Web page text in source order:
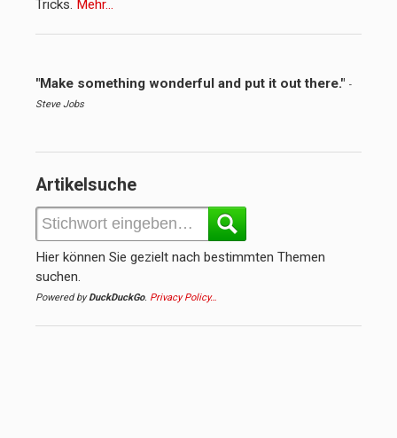
Tricks. Mehr…
"Make something wonderful and put it out there." -
Steve Jobs
Artikelsuche
Hier können Sie gezielt nach bestimmten Themen
suchen.
Powered byDuckDuckGo. Privacy Policy…